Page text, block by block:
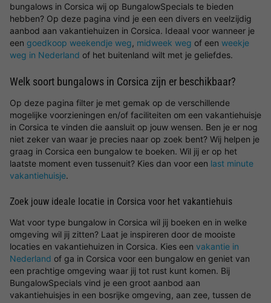
bungalows in Corsica wij op BungalowSpecials te bieden
hebben? Op deze pagina vind je een een divers en veelzijdig
aanbod aan vakantiehuizen in Corsica. Ideaal voor wanneer je
een goedkoop weekendje weg, midweek weg of een weekje
weg in Nederland of het buitenland wilt met je geliefdes.
Welk soort bungalows in Corsica zijn er beschikbaar?
Op deze pagina filter je met gemak op de verschillende
mogelijke voorzieningen en/of faciliteiten om een vakantiehuisje
in Corsica te vinden die aansluit op jouw wensen. Ben je er nog
niet zeker van waar je precies naar op zoek bent? Wij helpen je
graag in Corsica een bungalow te boeken. Wil jij er op het
laatste moment even tussenuit? Kies dan voor een last minute
vakantiehuisje.
Zoek jouw ideale locatie in Corsica voor het vakantiehuis
Wat voor type bungalow in Corsica wil jij boeken en in welke
omgeving wil jij zitten? Laat je inspireren door de mooiste
locaties en vakantiehuizen in Corsica. Kies een vakantie in
Nederland of ga in Corsica voor een bungalow en geniet van
een prachtige omgeving waar jij tot rust kunt komen. Bij
BungalowSpecials vind je een groot aanbod aan
vakantiehuisjes in een bosrijke omgeving, aan zee, tussen de